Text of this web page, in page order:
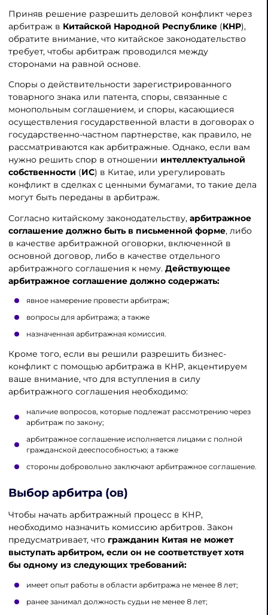
Приняв решение разрешить деловой конфликт через
арбитраж в Китайской Народной Республике(КНР),
обратите внимание, что китайское законодательство
требует, чтобы арбитраж проводился между
сторонами на равной основе.
Споры о действительности зарегистрированного
товарного знака или патента, споры, связанные с
монопольным соглашением, и споры, касающиеся
осуществления государственной власти в договорах о
государственно-частном партнерстве, как правило, не
рассматриваются как арбитражные. Однако, если вам
нужно решить спор в отношении интеллектуальной
собственности (ИС) в Китае, или урегулировать
конфликт в сделках с ценными бумагами, то такие дела
могут быть переданы в арбитраж.
Согласно китайскому законодательству, арбитражное
соглашение должно быть в письменной форме, либо
в качестве арбитражной оговорки, включенной в
основной договор, либо в качестве отдельного
арбитражного соглашения к нему. Действующее
арбитражное соглашение должно содержать:
явное намерение провести арбитраж;
вопросы для арбитража; а также
назначенная арбитражная комиссия.
Кроме того, если вы решили разрешить бизнес-
конфликт с помощью арбитража в КНР, акцентируем
ваше внимание, что для вступления в силу
арбитражного соглашения необходимо:
наличие вопросов, которые подлежат рассмотрению через
арбитраж по закону;
арбитражное соглашение исполняется лицами с полной
гражданской дееспособностью; а также
стороны добровольно заключают арбитражное соглашение.
Выбор арбитра (ов)
Чтобы начать арбитражный процесс в КНР,
необходимо назначить комиссию арбитров. Закон
предусматривает, что гражданин Китая не может
выступать арбитром, если он не соответствует хотя
бы одному из следующих требований:
имеет опыт работы в области арбитража не менее 8 лет;
ранее занимал должность судьи не менее 8 лет;